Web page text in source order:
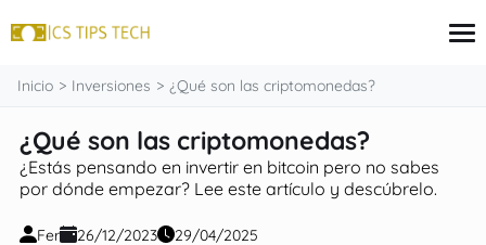
Tarjeta de crédito
Finanzas
Inversiones
Inicio Inversiones ¿Qué son las criptomonedas?
¿Qué son las criptomonedas?
¿Estás pensando en invertir en bitcoin pero no sabes
por dónde empezar? Lee este artículo y descúbrelo.
Fer 26/12/2023 29/04/2025